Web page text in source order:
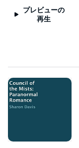
プレビューの
再生